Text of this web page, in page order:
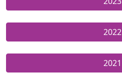
2022
2021